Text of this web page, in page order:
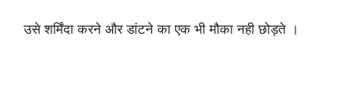
उसे शर्मिंदा करने और डांटने का एक भी मौका नही छोड़ते ।